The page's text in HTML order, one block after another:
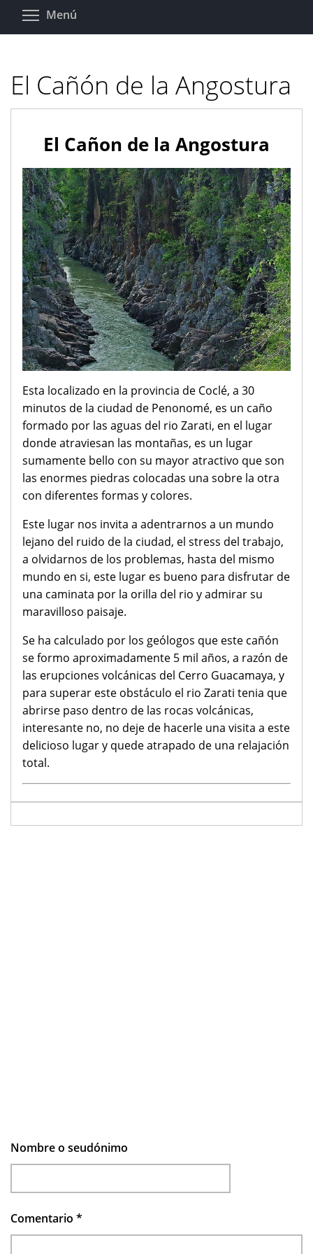
Pasar
Menú
El Cañón de la Angostura
El Cañon de la Angostura
Esta localizado en la provincia de Coclé, a 30
minutos de la ciudad de Penonomé, es un caño
formado por las aguas del rio Zarati, en el lugar
donde atraviesan las montañas, es un lugar
sumamente bello con su mayor atractivo que son
las enormes piedras colocadas una sobre la otra
con diferentes formas y colores.
Este lugar nos invita a adentrarnos a un mundo
lejano del ruido de la ciudad, el stress del trabajo,
a olvidarnos de los problemas, hasta del mismo
mundo en si, este lugar es bueno para disfrutar de
una caminata por la orilla del rio y admirar su
maravilloso paisaje.
Se ha calculado por los geólogos que este cañón
se formo aproximadamente 5 mil años, a razón de
las erupciones volcánicas del Cerro Guacamaya, y
para superar este obstáculo el rio Zarati tenia que
abrirse paso dentro de las rocas volcánicas,
interesante no, no deje de hacerle una visita a este
delicioso lugar y quede atrapado de una relajación
total.
Nombre o seudónimo
Comentario *